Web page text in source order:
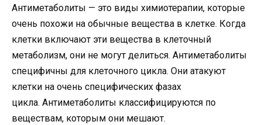
Антиметаболиты — это виды химиотерапии, которые
очень похожи на обычные вещества в клетке. Когда
клетки включают эти вещества в клеточный
метаболизм, они не могут делиться. Антиметаболиты
специфичны для клеточного цикла. Они атакуют
клетки на очень специфических фазах
цикла. Антиметаболиты классифицируются по
веществам, которым они мешают.